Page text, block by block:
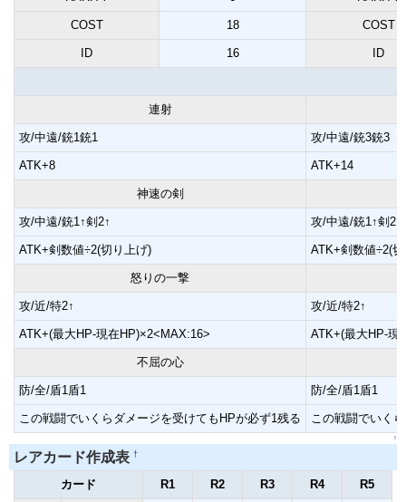
COST 18 COST
ID 16 ID
連射
攻/中遠/銃1銃1 攻/中遠/銃3銃3
ATK+8 ATK+14
神速の剣
攻/中遠/銃1↑剣2↑ 攻/中遠/銃1↑剣2↑
ATK+剣数値÷2(切り上げ) ATK+剣数値÷2(
怒りの一撃
攻/近/特2↑ 攻/近/特2↑
ATK+(最大HP-現在HP)×2<MAX:16> ATK+(最大HP-現
不屈の心
防/全/盾1盾1 防/全/盾1盾1
この戦闘でいくらダメージを受けてもHPが必ず1残る この戦闘でいく
↑
レアカード作成表 †
カード R1 R2 R3 R4 R5